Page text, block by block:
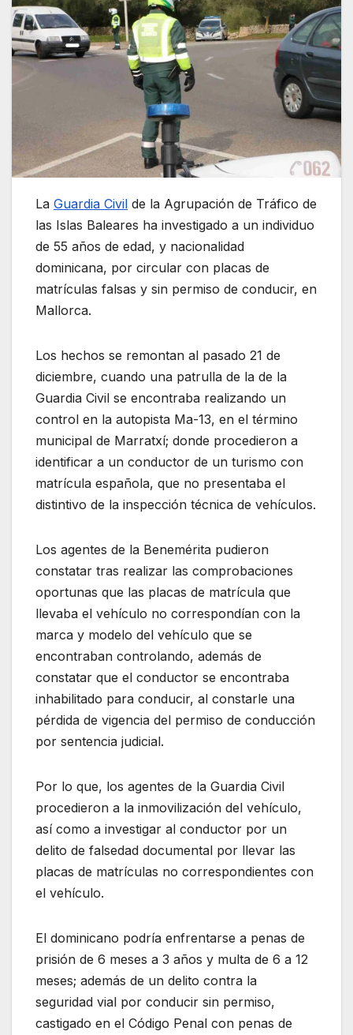
La Guardia Civil de la Agrupación de Tráfico de
las Islas Baleares ha investigado a un individuo
de 55 años de edad, y nacionalidad
dominicana, por circular con placas de
matrículas falsas y sin permiso de conducir, en
Mallorca.
Los hechos se remontan al pasado 21 de
diciembre, cuando una patrulla de la de la
Guardia Civil se encontraba realizando un
control en la autopista Ma-13, en el término
municipal de Marratxí; donde procedieron a
identificar a un conductor de un turismo con
matrícula española, que no presentaba el
distintivo de la inspección técnica de vehículos.
Los agentes de la Benemérita pudieron
constatar tras realizar las comprobaciones
oportunas que las placas de matrícula que
llevaba el vehículo no correspondían con la
marca y modelo del vehículo que se
encontraban controlando, además de
constatar que el conductor se encontraba
inhabilitado para conducir, al constarle una
pérdida de vigencia del permiso de conducción
por sentencia judicial.
Por lo que, los agentes de la Guardia Civil
procedieron a la inmovilización del vehículo,
así como a investigar al conductor por un
delito de falsedad documental por llevar las
placas de matrículas no correspondientes con
el vehículo.
El dominicano podría enfrentarse a penas de
prisión de 6 meses a 3 años y multa de 6 a 12
meses; además de un delito contra la
seguridad vial por conducir sin permiso,
castigado en el Código Penal con penas de